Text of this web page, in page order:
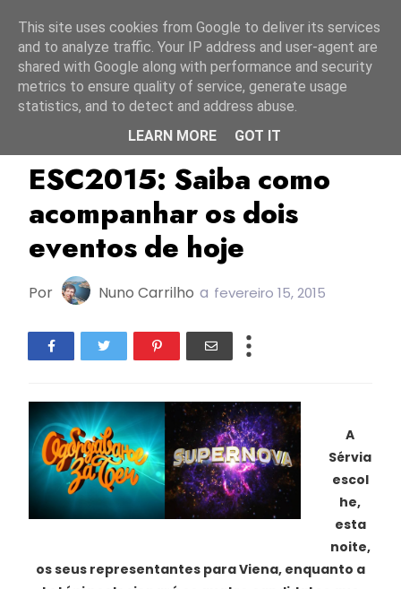
Letónia LTV
ESC2015: Saiba como
acompanhar os dois
eventos de hoje
Por Nuno Carrilho a fevereiro 15, 2015
A
Sérvia
escol
he,
esta
noite,
os seus representantes para Viena, enquanto a
This site uses cookies from Google to deliver its services
and to analyze traffic. Your IP address and user-agent are
shared with Google along with performance and security
metrics to ensure quality of service, generate usage
statistics, and to detect and address abuse.
LEARN MORE
GOT IT